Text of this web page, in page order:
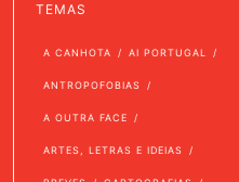
TEMAS
A CANHOTA AI PORTUGAL
ANTROPOFOBIAS
A OUTRA FACE
ARTES, LETRAS E IDEIAS